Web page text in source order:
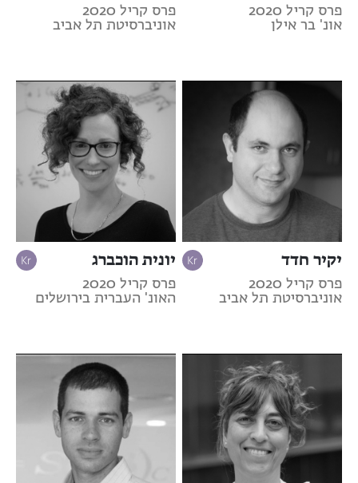
פרס קריל 2020
אונ' בר אילן
פרס קריל 2020
אוניברסיטת תל אביב
יקיר חדד
פרס קריל 2020
אוניברסיטת תל אביב
יונית הוכברג
פרס קריל 2020
האונ' העברית בירושלים